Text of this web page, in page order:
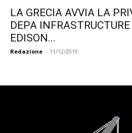
LA GRECIA AVVIA LA
DEPA
EDISON...
Redazione - 11/12/2019